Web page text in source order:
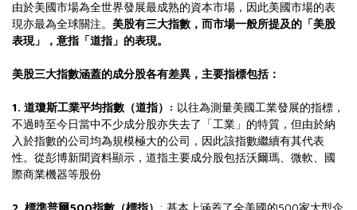
由於美國市場為全世界發展最成熟的資本市場，因此美國市場的表
現亦最為全球關注。 美股有三大指數，而市場一般所提及的「美股
表現」，意指「道指」的表現。
美股三大指數涵蓋的成分股各有差異，主要指標包括：
1. 道瓊斯工業平均指數（道指）: 以往為測量美國工業發展的指標，
不過時至今日當中不少成分股亦失去了「工業」的特質，但由於納
入於指數的公司均為規模極大的公司，因此該指數繼續有其代表
性。從彭博新聞資料顯示，道指主要成分股包括沃爾瑪、微軟、國
際商業機器等股份
2. 標準普爾500指數（標指） : 基本上涵蓋了全美國的500家大型企